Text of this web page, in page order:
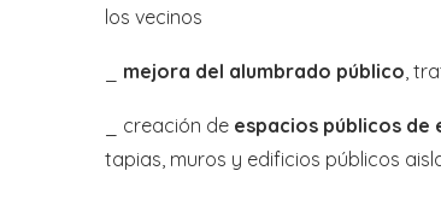
los vecinos
mejora del alumbrado público,
_ creación de espacios públicos
tapias, muros y edificios públicos